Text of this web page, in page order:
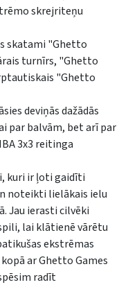
skrejriteņu
skatami "Ghetto
turnīrs, "Ghetto
"Ghetto
deviņās dažādās
par balvām, bet arī par
3x3 reitinga
kuri ir ļoti gaidīti
noteikti lielākais ielu
Jau ierasti cilvēki
lai klātienē vārētu
ekstrēmas
ar Ghetto Games
radīt